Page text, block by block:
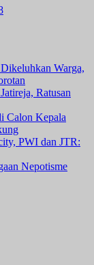
Warga,
Ratusan
Calon Kepala
PWI dan JTR:
Nepotisme